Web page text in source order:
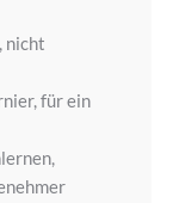
nicht
für ein